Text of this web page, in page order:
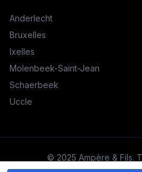
Anderlecht
Bruxelles
Ixelles
Molenbeek-Saint-Jean
Schaerbeek
Uccle
© 2025 Ampère & Fils.